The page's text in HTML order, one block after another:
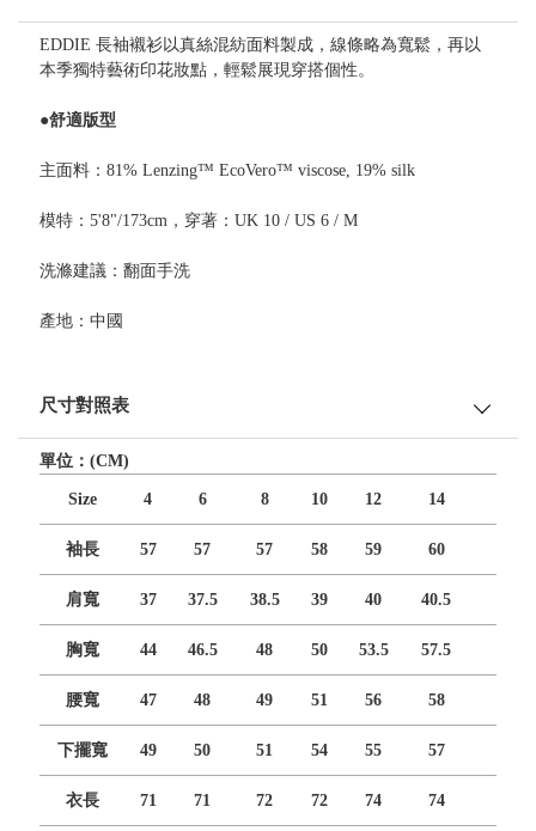
EDDIE 長袖襯衫以真絲混紡面料製成，線條略為寬鬆，再以
本季獨特藝術印花妝點，輕鬆展現穿搭個性。
●舒適版型
主面料：81% Lenzing™ EcoVero™ viscose, 19% silk
模特：5'8"/173cm，穿著：UK 10 / US 6 / M
洗滌建議：翻面手洗
產地：中國
尺寸對照表
單位：(CM)
Size 4 6 8 10 12 14
袖長 57 57 57 58 59 60
肩寬 37 37.5 38.5 39 40 40.5
胸寬 44 46.5 48 50 53.5 57.5
腰寬 47 48 49 51 56 58
下擺寬 49 50 51 54 55 57
衣長 71 71 72 72 74 74